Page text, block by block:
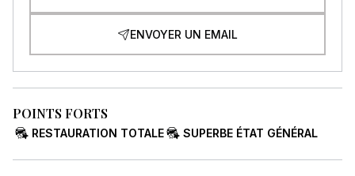
ENVOYER UN EMAIL
POINTS FORTS
RESTAURATION TOTALE SUPERBE ÉTAT GÉNÉRAL